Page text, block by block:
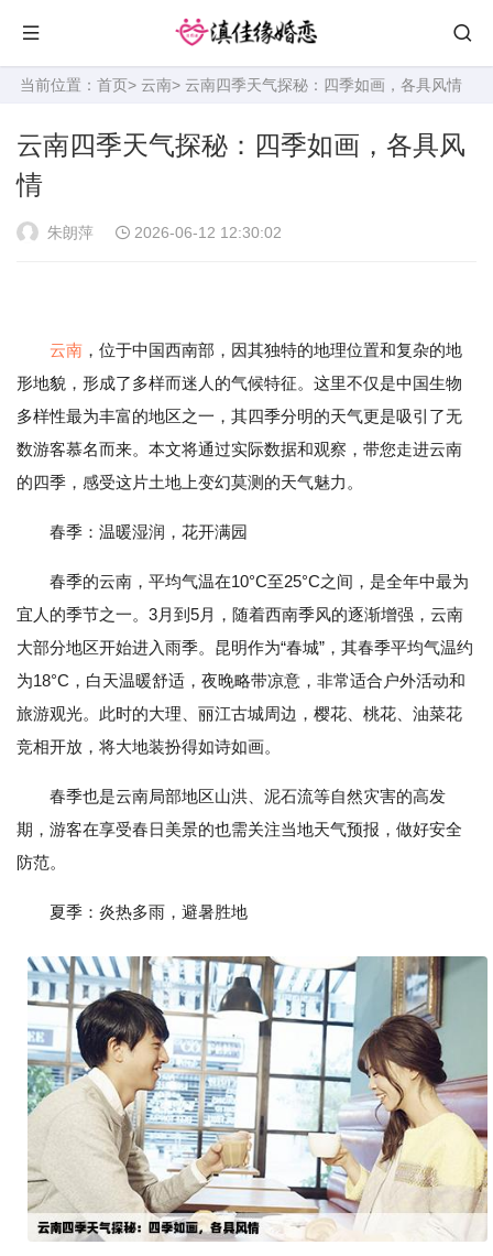
当前位置： 首页> 云南> 云南四季天气探秘：四季如画，各具风情
云南四季天气探秘：四季如画，各具风
情
朱朗萍 2026-06-12 12:30:02
云南 ，位于中国西南部，因其独特的地理位置和复杂的地
形地貌，形成了多样而迷人的气候特征。这里不仅是中国生物
多样性最为丰富的地区之一，其四季分明的天气更是吸引了无
数游客慕名而来。本文将通过实际数据和观察，带您走进云南
的四季，感受这片土地上变幻莫测的天气魅力。
春季：温暖湿润，花开满园
春季的云南，平均气温在10°C至25°C之间，是全年中最为
宜人的季节之一。3月到5月，随着西南季风的逐渐增强，云南
大部分地区开始进入雨季。昆明作为“春城”，其春季平均气温约
为18°C，白天温暖舒适，夜晚略带凉意，非常适合户外活动和
旅游观光。此时的大理、丽江古城周边，樱花、桃花、油菜花
竞相开放，将大地装扮得如诗如画。
春季也是云南局部地区山洪、泥石流等自然灾害的高发
期，游客在享受春日美景的也需关注当地天气预报，做好安全
防范。
夏季：炎热多雨，避暑胜地